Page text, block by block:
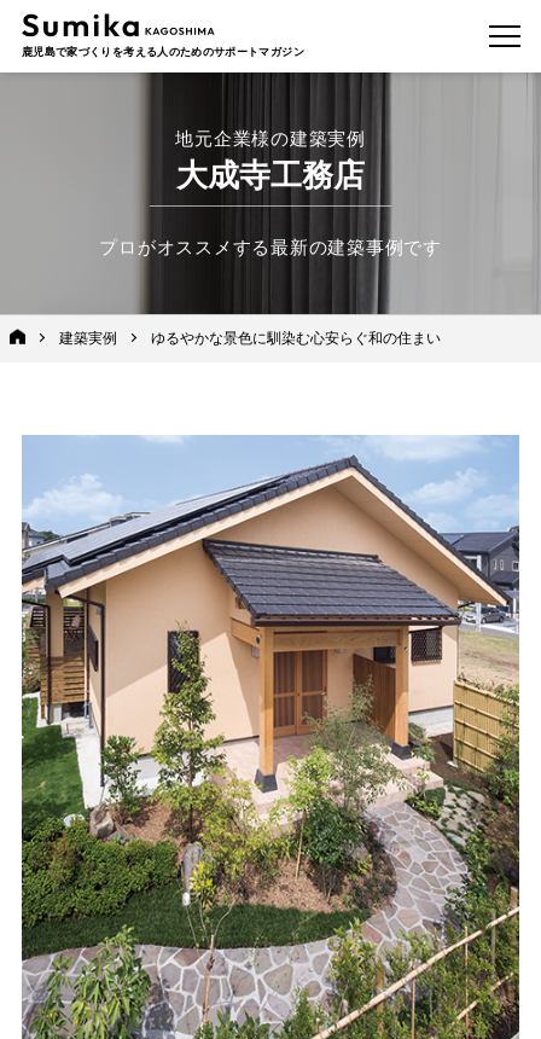
鹿児島で家づくりを考える人のためのサポートマガジン
地元企業様の建築実例
大成寺工務店
プロがオススメする最新の建築事例です
建築実例 ゆるやかな景色に馴染む心安らぐ和の住まい